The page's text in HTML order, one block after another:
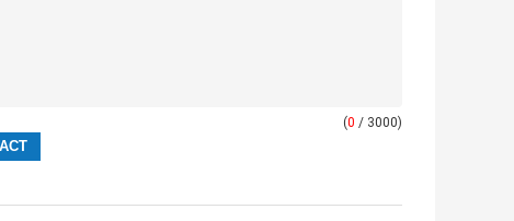
(0 / 3000)